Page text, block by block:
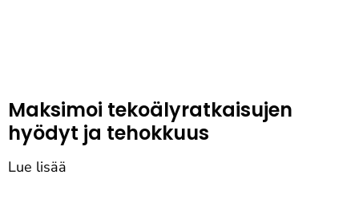
Maksimoi tekoälyratkaisujen
hyödyt ja tehokkuus
Lue lisää